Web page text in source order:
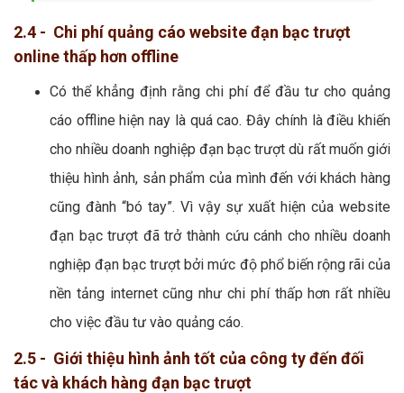
2.4 - Chi phí quảng cáo website đạn bạc trượt
online thấp hơn offline
Có thể khẳng định rằng chi phí để đầu tư cho quảng
cáo offline hiện nay là quá cao. Đây chính là điều khiến
cho nhiều doanh nghiệp đạn bạc trượt dù rất muốn giới
thiệu hình ảnh, sản phẩm của mình đến với khách hàng
cũng đành “bó tay”. Vì vậy sự xuất hiện của website
đạn bạc trượt đã trở thành cứu cánh cho nhiều doanh
nghiệp đạn bạc trượt bởi mức độ phổ biến rộng rãi của
nền tảng internet cũng như chi phí thấp hơn rất nhiều
cho việc đầu tư vào quảng cáo.
2.5 - Giới thiệu hình ảnh tốt của công ty đến đối
tác và khách hàng đạn bạc trượt